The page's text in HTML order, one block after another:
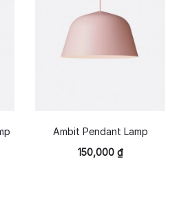
Ambit Pendant Lamp
150,000 ₫